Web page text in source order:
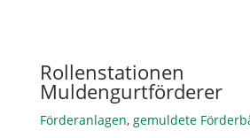
Rollenstationen
Muldengurtförderer
Förderanlagen, gemuldete